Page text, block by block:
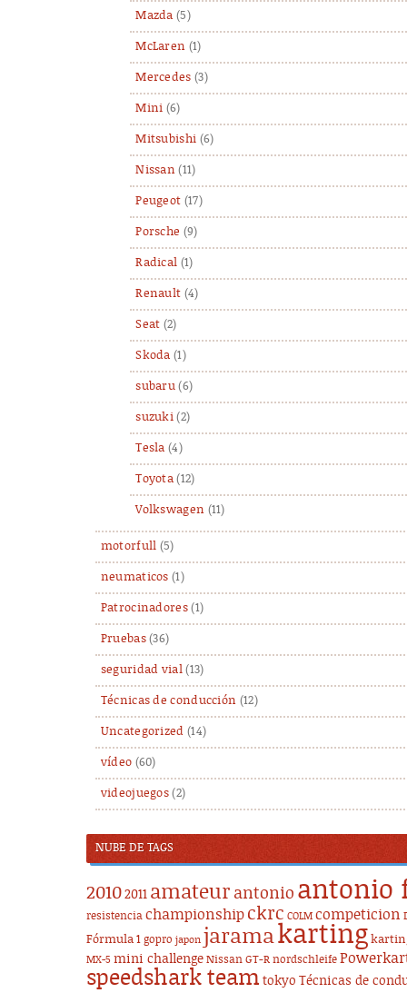
Mazda (5)
McLaren (1)
Mercedes (3)
Mini (6)
Mitsubishi (6)
Nissan (11)
Peugeot (17)
Porsche (9)
Radical (1)
Renault (4)
Seat (2)
Skoda (1)
subaru (6)
suzuki (2)
Tesla (4)
Toyota (12)
Volkswagen (11)
motorfull (5)
neumaticos (1)
Patrocinadores(1)
Pruebas(36)
seguridad vial(13)
Técnicas de conducción (12)
Uncategorized (14)
vídeo (60)
videojuegos (2)
NUBE DE TAGS
20102011 amateur antonio antonio
resistencia championship ckrc COLM competicion
Fórmula 1 gopro japon jaramakarting
MX-5 mini challenge Nissan GT-R nordschleife
speedshark team tokyo Técnicas de